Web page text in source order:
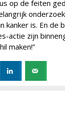
op de feiten
kanker is. En de
actie zijn
maken!”